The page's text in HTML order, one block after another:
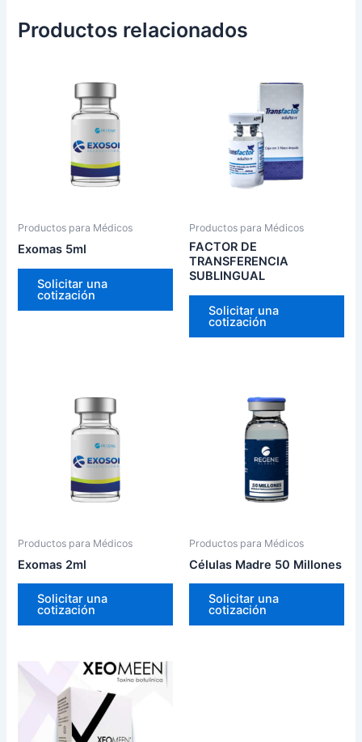
Productos relacionados
Productos para Médicos
Exomas 5ml
Solicitar una
cotización
Productos para Médicos
FACTOR DE
TRANSFERENCIA
SUBLINGUAL
Solicitar una
cotización
Productos para Médicos
Exomas 2ml
Solicitar una
cotización
Productos para Médicos
Células Madre 50 Millones
Solicitar una
cotización